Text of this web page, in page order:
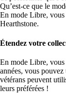
Qu’est-ce que le
En mode Libre, vous
Hearthstone.
Étendez votre
En mode Libre, vous
années, vous
vétérans peuvent
leurs préférées !